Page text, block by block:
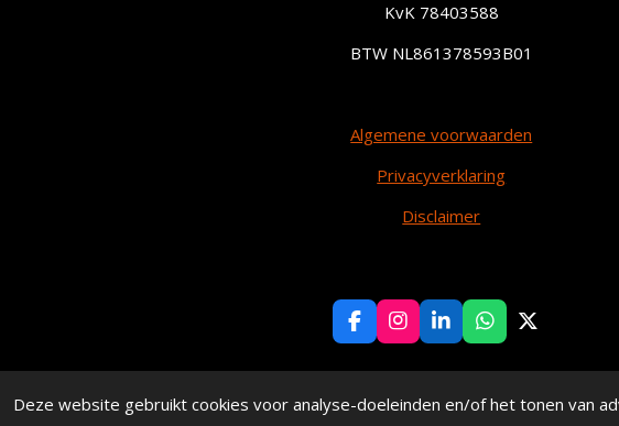
Deze website gebruikt cookies voor analyse-doeleinden en/of het tonen van
KvK 78403588
BTW NL861378593B01
Algemene voorwaarden
Privacyverklaring
Disclaimer
F
a
c
b
I
n
s
a
L
i
n
e
W
h
a
s
X
© 2024 - 2025 De Bruin Groep